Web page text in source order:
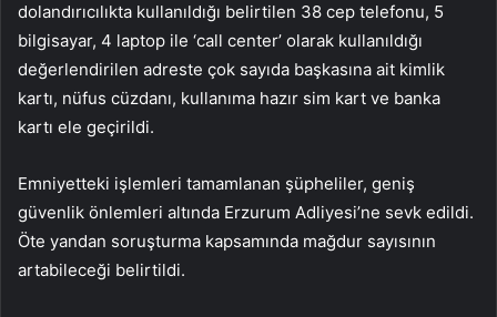
dolandırıcılıkta kullanıldığı belirtilen 38 cep telefonu, 5
bilgisayar, 4 laptop ile ‘call center’ olarak kullanıldığı
değerlendirilen adreste çok sayıda başkasına ait kimlik
kartı, nüfus cüzdanı, kullanıma hazır sim kart ve banka
kartı ele geçirildi.
Emniyetteki işlemleri tamamlanan şüpheliler, geniş
güvenlik önlemleri altında Erzurum Adliyesi’ne sevk edildi.
Öte yandan soruşturma kapsamında mağdur sayısının
artabileceği belirtildi.